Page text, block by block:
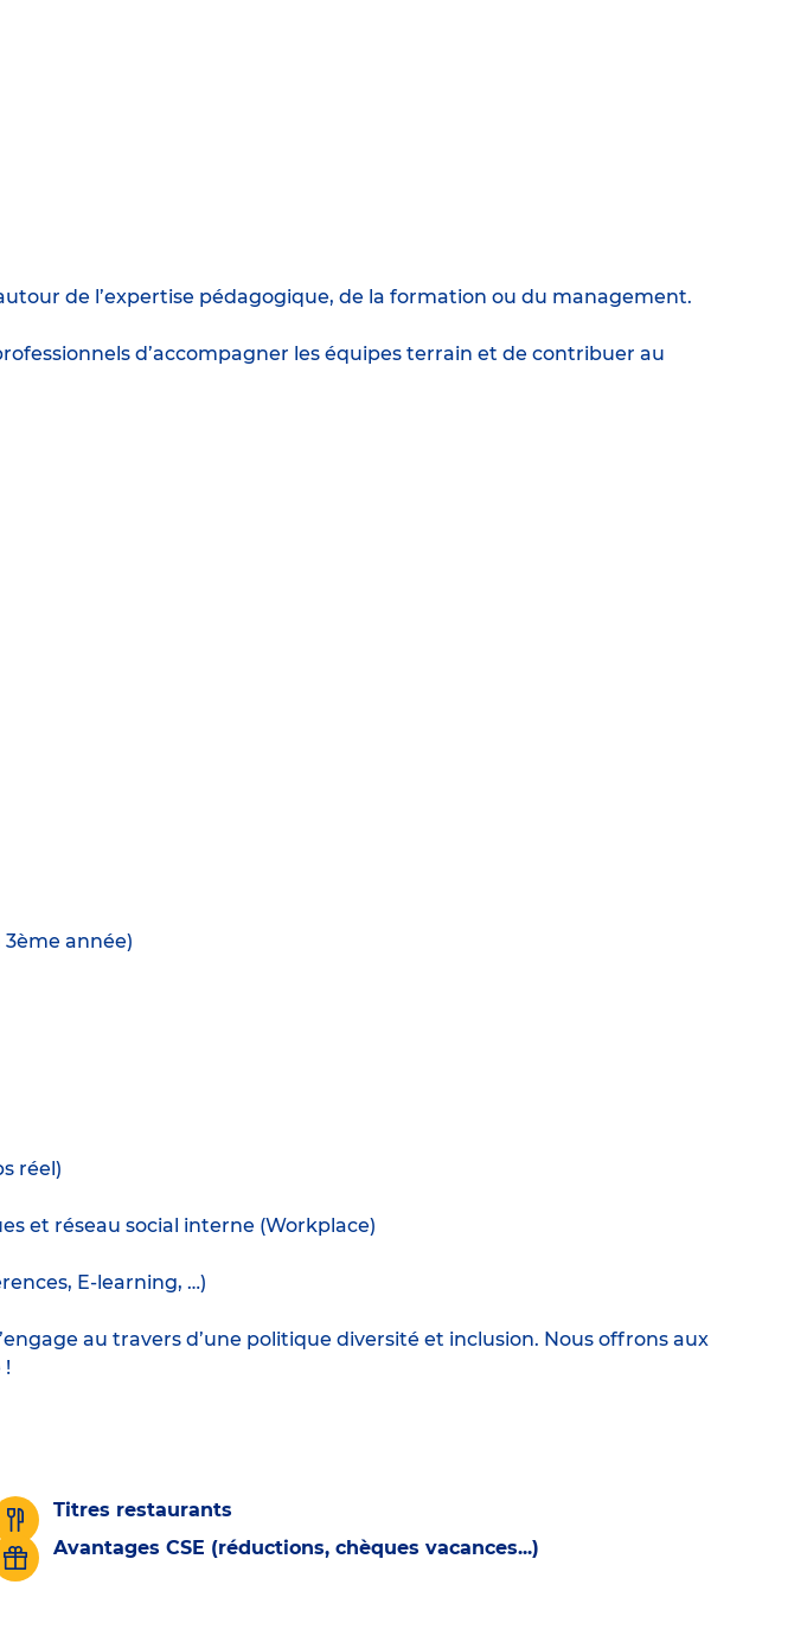
de l’expertise pédagogique, de la formation ou du management.
d’accompagner les équipes terrain et de contribuer au
3ème année)
réel)
et réseau social interne (Workplace)
E-learning, …)
au travers d’une politique diversité et inclusion. Nous offrons aux
!
Titres restaurants
Avantages CSE (réductions, chèques vacances...)